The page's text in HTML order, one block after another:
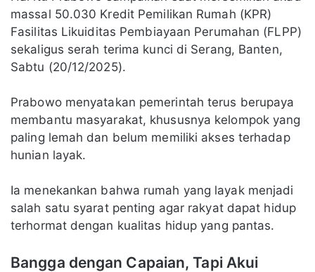
massal 50.030 Kredit Pemilikan Rumah (KPR)
Fasilitas Likuiditas Pembiayaan Perumahan (FLPP)
sekaligus serah terima kunci di Serang, Banten,
Sabtu (20/12/2025).
Prabowo menyatakan pemerintah terus berupaya
membantu masyarakat, khususnya kelompok yang
paling lemah dan belum memiliki akses terhadap
hunian layak.
Ia menekankan bahwa rumah yang layak menjadi
salah satu syarat penting agar rakyat dapat hidup
terhormat dengan kualitas hidup yang pantas.
Bangga dengan Capaian, Tapi Akui